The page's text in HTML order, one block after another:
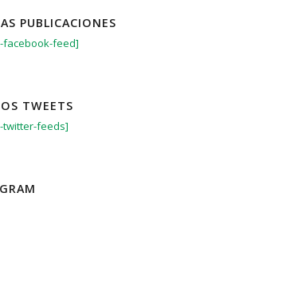
PUBLICACIONES
facebook-feed]
TWEETS
twitter-feeds]